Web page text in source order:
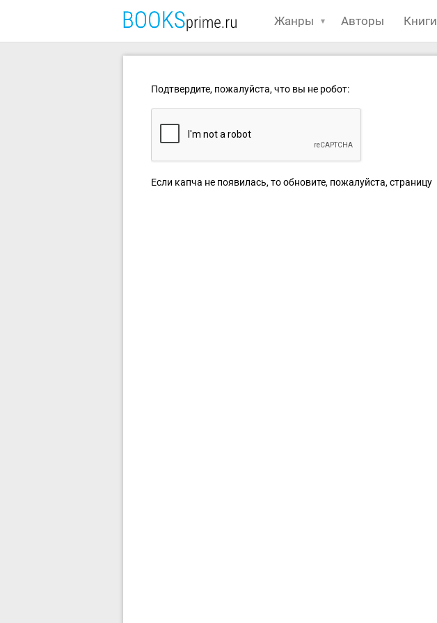
Жанры Авторы Книги
Подтвердите, пожалуйста, что вы не робот:
Если капча не появилась, то обновите, пожалуйста, страницу